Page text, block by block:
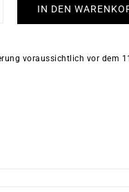
IN DEN
voraussichtlich vor dem